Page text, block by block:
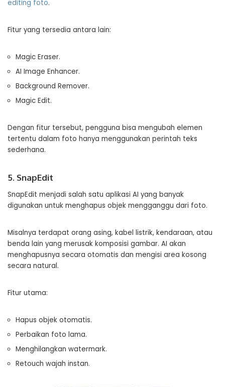
editing foto.
Fitur yang tersedia antara lain:
Magic Eraser.
AI Image Enhancer.
Background Remover.
Magic Edit.
Dengan fitur tersebut, pengguna bisa mengubah elemen
tertentu dalam foto hanya menggunakan perintah teks
sederhana.
5. SnapEdit
SnapEdit menjadi salah satu aplikasi AI yang banyak
digunakan untuk menghapus objek mengganggu dari foto.
Misalnya terdapat orang asing, kabel listrik, kendaraan, atau
benda lain yang merusak komposisi gambar. AI akan
menghapusnya secara otomatis dan mengisi area kosong
secara natural.
Fitur utama:
Hapus objek otomatis.
Perbaikan foto lama.
Menghilangkan watermark.
Retouch wajah instan.